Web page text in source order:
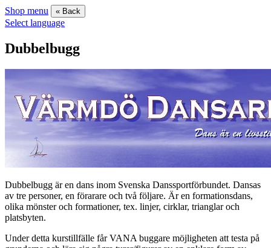
Shop menu « Back
Select language
Dubbelbugg
Dubbelbugg är en dans inom Svenska Danssportförbundet. Dansas
av tre personer, en förarare och två följare. Är en formationsdans,
olika mönster och formationer, tex. linjer, cirklar, trianglar och
platsbyten.
Under detta kurstillfälle får VANA buggare möjligheten att testa på